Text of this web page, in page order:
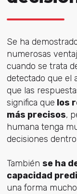
Se ha
numerosas
cuando se trata
detectado que el
que las
significa que los
más precisos,
humana tenga
decisiones
También se ha
capacidad
una forma